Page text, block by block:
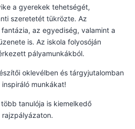
a gyerekek tehetségét,
szeretetét tükrözte. Az
az egyediség, valamint a
is. Az iskola folyosóján
pályamunkákból.
oklevélben és tárgyjutalomban
munkákat!
tanulója is kiemelkedő